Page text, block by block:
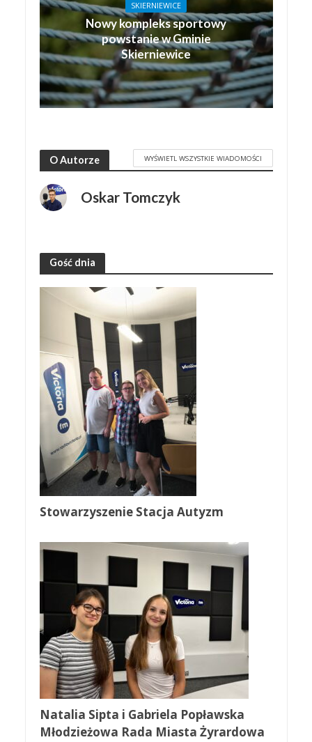
SKIERNIEWICE
Nowy kompleks sportowy
powstanie w Gminie
Skierniewice
O Autorze WYŚWIETL WSZYSTKIE WIADOMOŚCI
Oskar Tomczyk
Gość dnia
Stowarzyszenie Stacja Autyzm
Natalia Sipta i Gabriela Popławska
Młodzieżowa Rada Miasta Żyrardowa